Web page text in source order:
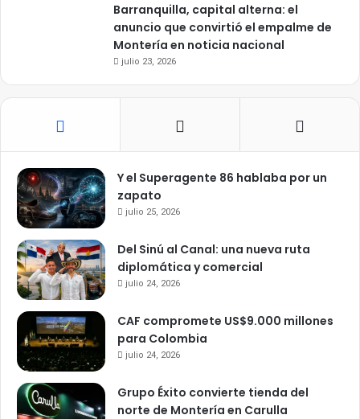
Barranquilla, capital alterna: el
anuncio que convirtió el empalme de
Montería en noticia nacional
julio 23, 2026
Y el Superagente 86 hablaba por un
zapato
julio 25, 2026
Del Sinú al Canal: una nueva ruta
diplomática y comercial
julio 24, 2026
CAF compromete US$9.000 millones
para Colombia
julio 24, 2026
Grupo Éxito convierte tienda del
norte de Montería en Carulla